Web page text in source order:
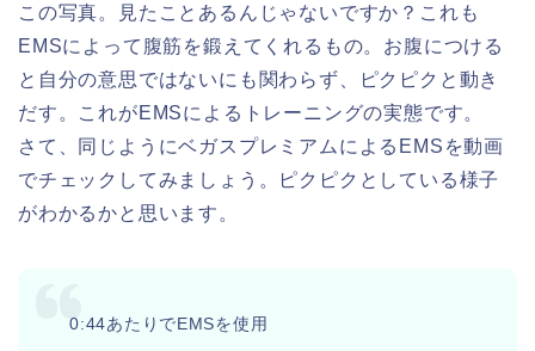
この写真。見たことあるんじゃないですか？これも
EMSによって腹筋を鍛えてくれるもの。お腹につける
と自分の意思ではないにも関わらず、ピクピクと動き
だす。これがEMSによるトレーニングの実態です。
さて、同じようにベガスプレミアムによるEMSを動画
でチェックしてみましょう。ピクピクとしている様子
がわかるかと思います。
0:44あたりでEMSを使用